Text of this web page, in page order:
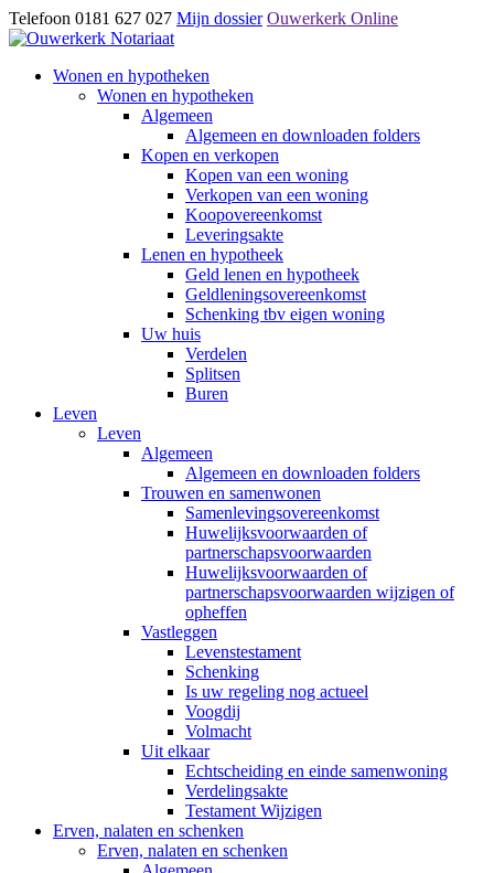
Telefoon 0181 627 027 Mijn dossier Ouwerkerk Online
Wonen en hypotheken
Wonen en hypotheken
Algemeen
Algemeen en downloaden folders
Kopen en verkopen
Kopen van een woning
Verkopen van een woning
Koopovereenkomst
Leveringsakte
Lenen en hypotheek
Geld lenen en hypotheek
Geldleningsovereenkomst
Schenking tbv eigen woning
Uw huis
Verdelen
Splitsen
Buren
Leven
Leven
Algemeen
Algemeen en downloaden folders
Trouwen en samenwonen
Samenlevingsovereenkomst
Huwelijksvoorwaarden of
partnerschapsvoorwaarden
Huwelijksvoorwaarden of
partnerschapsvoorwaarden wijzigen of
opheffen
Vastleggen
Levenstestament
Schenking
Is uw regeling nog actueel
Voogdij
Volmacht
Uit elkaar
Echtscheiding en einde samenwoning
Verdelingsakte
Testament Wijzigen
Erven, nalaten en schenken
Erven, nalaten en schenken